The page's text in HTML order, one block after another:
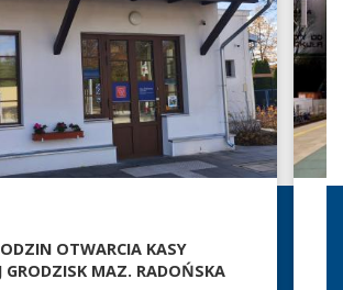
OTWARCIA KASY
GRODZISK MAZ. RADOŃSKA